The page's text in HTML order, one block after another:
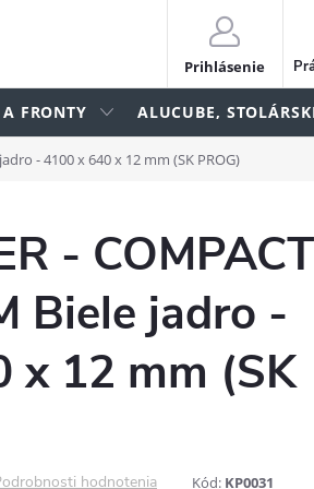
Prihlásenie
FRONTY ALUCUBE,
- 4100 x 640 x 12 mm (SK PROG)
-
Biele jadro -
x 12 mm (SK
hodnotenia Kód: KP0031